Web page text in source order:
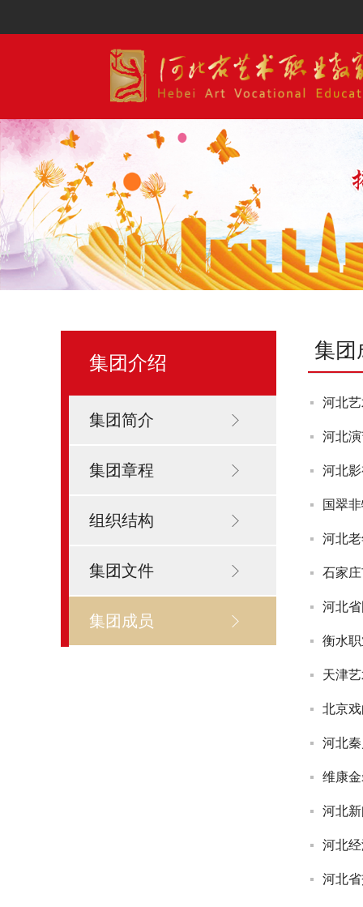
集团介绍
集团简介
集团章程
组织结构
集团文件
集团成员
集团
河北
河北
河北
国翠
河北
石家
河北
衡水
天津
北京
河北
维康
河北
河北
河北